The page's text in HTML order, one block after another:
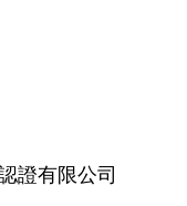
證有限公司